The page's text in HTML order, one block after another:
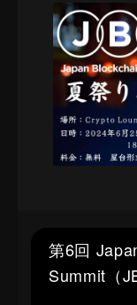
第6回
Summit（